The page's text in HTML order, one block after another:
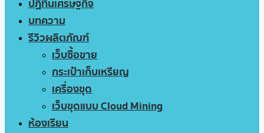
ปฏิทินเศรษฐกิจ
บทความ
รีวิวผลิตภัณฑ์
เว็บซื้อขาย
กระเป๋าเก็บเหรียญ
เครื่องขุด
เว็บขุดแบบ Cloud Mining
ห้องเรียน